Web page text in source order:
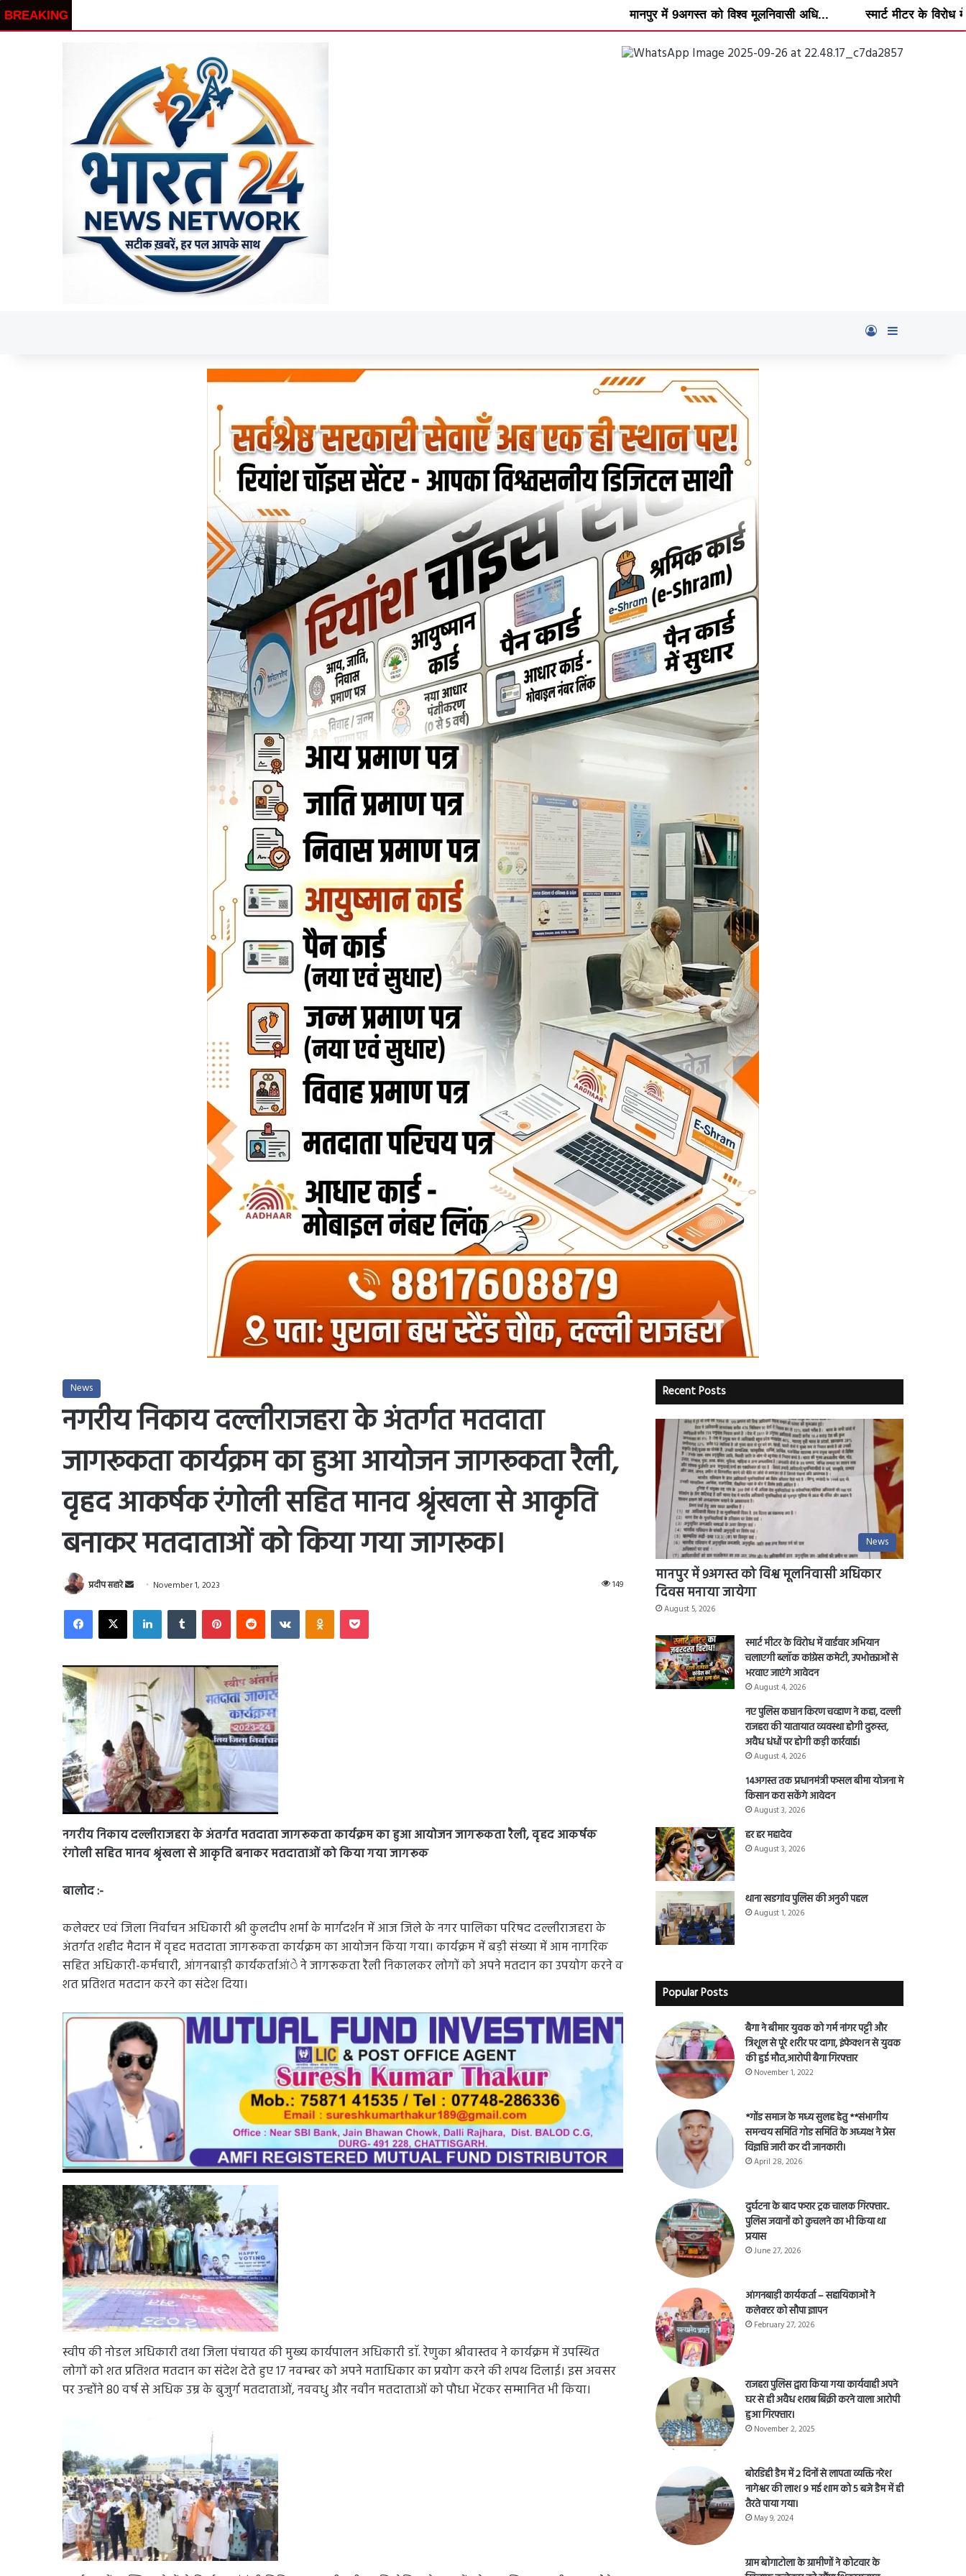
BREAKING मानपुर में 9अगस्त को विश्व मूलनिवासी अधि... स्मार्ट मीटर के विरोध में वार्डवार अभिया...
Log InSidebar
News
नगरीय निकाय दल्लीराजहरा के अंतर्गत मतदाता
जागरूकता कार्यक्रम का हुआ आयोजन जागरूकता रैली,
वृहद आकर्षक रंगोली सहित मानव श्रृंखला से आकृति
बनाकर मतदाताओं को किया गया जागरूक।
प्रदीप सहारे
Send
email
November 1, 2023 149
Facebook
X LinkedInTumblrPinterestRedditVKontakteOdnoklassniki
Pocket
नगरीय निकाय दल्लीराजहरा के अंतर्गत मतदाता जागरूकता कार्यक्रम का हुआ आयोजन जागरूकता रैली, वृहद आकर्षक
रंगोली सहित मानव श्रृंखला से आकृति बनाकर मतदाताओं को किया गया जागरूक
बालोद :-
कलेक्टर एवं जिला निर्वाचन अधिकारी श्री कुलदीप शर्मा के मार्गदर्शन में आज जिले के नगर पालिका परिषद दल्लीराजहरा के
अंतर्गत शहीद मैदान में वृहद मतदाता जागरूकता कार्यक्रम का आयोजन किया गया। कार्यक्रम में बड़ी संख्या में आम नागरिक
सहित अधिकारी-कर्मचारी, आंगनबाड़ी कार्यकर्ताआंे ने जागरूकता रैली निकालकर लोगों को अपने मतदान का उपयोग करने व
शत प्रतिशत मतदान करने का संदेश दिया।
स्वीप की नोडल अधिकारी तथा जिला पंचायत की मुख्य कार्यपालन अधिकारी डाॅ. रेणुका श्रीवास्तव ने कार्यक्रम में उपस्थित
लोगों को शत प्रतिशत मतदान का संदेश देते हुए 17 नवम्बर को अपने मताधिकार का प्रयोग करने की शपथ दिलाई। इस अवसर
पर उन्होंने 80 वर्ष से अधिक उम्र के बुजुर्ग मतदाताओं, नववधु और नवीन मतदाताओं को पौधा भेंटकर सम्मानित भी किया।
Recent Posts
News
मानपुर में 9अगस्त को विश्व मूलनिवासी अधिकार
दिवस मनाया जायेगा
August 5, 2026
स्मार्ट मीटर के विरोध में वार्डवार अभियान
चलाएगी ब्लॉक कांग्रेस कमेटी, उपभोक्ताओं से
भरवाए जाएंगे आवेदन
August 4, 2026
नए पुलिस कप्तान किरण चव्हाण ने कहा, दल्ली
राजहरा की यातायात व्यवस्था होगी दुरुस्त,
अवैध धंधों पर होगी कड़ी कार्रवाई।
August 4, 2026
14अगस्त तक प्रधानमंत्री फसल बीमा योजना मे
किसान करा सकेंगे आवेदन
August 3, 2026
हर हर महादेव
August 3, 2026
थाना खडगांव पुलिस की अनुठी पहल
August 1, 2026
Popular Posts
बैगा ने बीमार युवक को गर्म नांगर पट्टी और
त्रिशूल से पूरे शरीर पर दागा, इंफेक्शन से युवक
की हुई मौत,आरोपी बैगा गिरफ्तार
November 1, 2022
*गोंड समाज के मध्य सुलह हेतु **संभागीय
समन्वय समिति गोड समिति के अध्यक्ष ने प्रेस
विज्ञप्ति जारी कर दी जानकारी।
April 28, 2026
दुर्घटना के बाद फरार ट्रक चालक गिरफ्तार..
पुलिस जवानों को कुचलने का भी किया था
प्रयास
June 27, 2026
आंगनबाड़ी कार्यकर्ता – सहायिकाओं नेे
कलेक्टर को सौपा ज्ञापन
February 27, 2026
राजहरा पुलिस द्वारा किया गया कार्यवाही अपने
घर से ही अवैध शराब बिक्री करने वाला आरोपी
हुआ गिरफ्तार।
November 2, 2025
बोरडिही डैम में 2 दिनों से लापता व्यक्ति नरेश
नागेश्वर की लाश 9 मई शाम को 5 बजे डैम में ही
तैरते पाया गया।
May 9, 2024
ग्राम बोगाटोला के ग्रामीणों ने कोटवार के